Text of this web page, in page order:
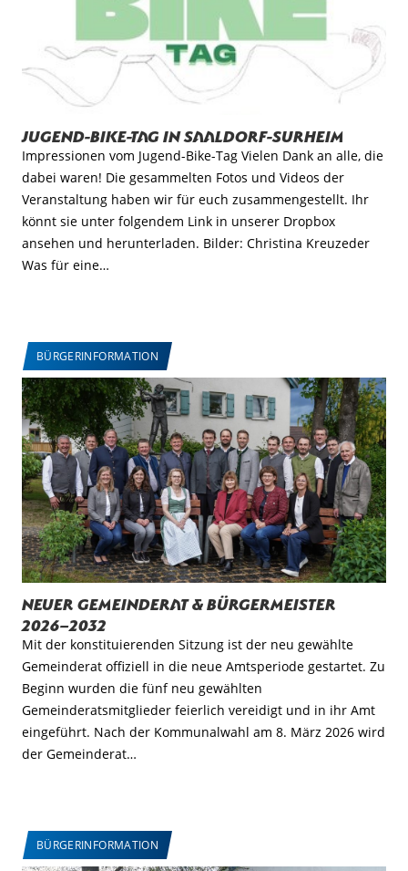
Jugend-Bike-Tag in Saaldorf-Surheim
Impressionen vom Jugend-Bike-Tag Vielen Dank an alle, die
dabei waren! Die gesammelten Fotos und Videos der
Veranstaltung haben wir für euch zusammengestellt. Ihr
könnt sie unter folgendem Link in unserer Dropbox
ansehen und herunterladen. Bilder: Christina Kreuzeder
Was für eine…
BÜRGERINFORMATION
Neuer Gemeinderat & Bürgermeister
2026–2032
Mit der konstituierenden Sitzung ist der neu gewählte
Gemeinderat offiziell in die neue Amtsperiode gestartet. Zu
Beginn wurden die fünf neu gewählten
Gemeinderatsmitglieder feierlich vereidigt und in ihr Amt
eingeführt. Nach der Kommunalwahl am 8. März 2026 wird
der Gemeinderat…
BÜRGERINFORMATION